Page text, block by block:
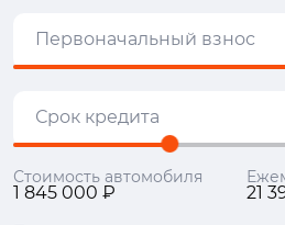
Первоначальный взнос
Срок кредита
Стоимость автомобиля
1 845 000 ₽ 21